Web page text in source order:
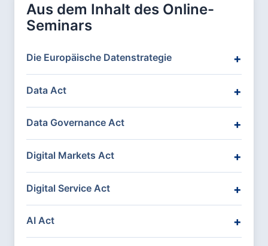
Aus dem Inhalt des Online-
Seminars
Die Europäische Datenstrategie
Data Act
Data Governance Act
Digital Markets Act
Digital Service Act
AI Act